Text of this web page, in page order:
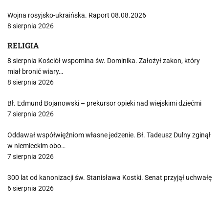
Wojna rosyjsko-ukraińska. Raport 08.08.2026
8 sierpnia 2026
RELIGIA
8 sierpnia Kościół wspomina św. Dominika. Założył zakon, który
miał bronić wiary…
8 sierpnia 2026
Bł. Edmund Bojanowski – prekursor opieki nad wiejskimi dziećmi
7 sierpnia 2026
Oddawał współwięźniom własne jedzenie. Bł. Tadeusz Dulny zginął
w niemieckim obo…
7 sierpnia 2026
300 lat od kanonizacji św. Stanisława Kostki. Senat przyjął uchwałę
6 sierpnia 2026